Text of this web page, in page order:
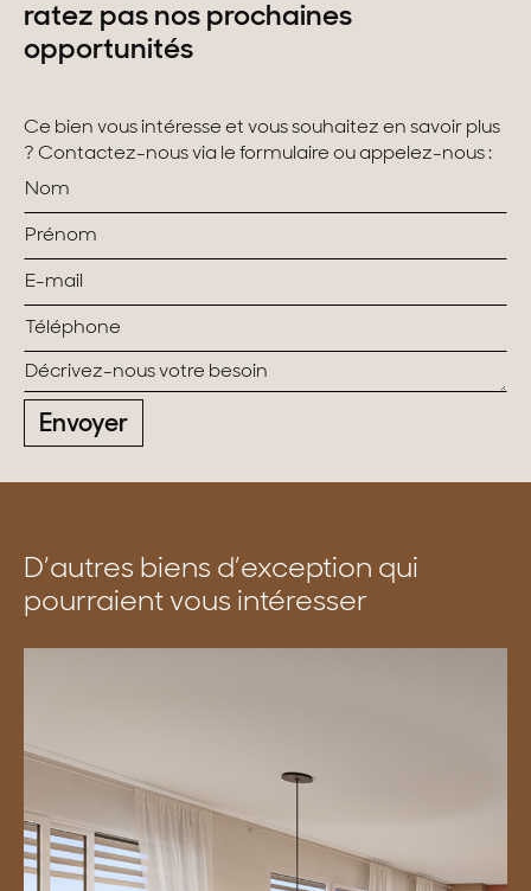
ratez pas nos prochaines
opportunités
Ce bien vous intéresse et vous souhaitez en savoir plus
? Contactez-nous via le formulaire ou appelez-nous :
Envoyer
D’autres biens d’exception qui
pourraient vous intéresser